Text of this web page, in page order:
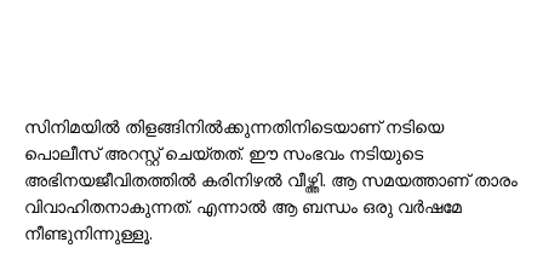
സിനിമയിൽ തിളങ്ങിനിൽക്കുന്നതിനിടെയാണ് നടിയെ
പൊലീസ് അറസ്റ്റ് ചെയ്തത്. ഈ സംഭവം നടിയുടെ
അഭിനയജീവിതത്തിൽ കരിനിഴൽ വീഴ്ത്തി. ആ സമയത്താണ് താരം
വിവാഹിതനാകുന്നത്. എന്നാൽ ആ ബന്ധം ഒരു വർഷമേ
നീണ്ടുനിന്നുള്ളൂ.